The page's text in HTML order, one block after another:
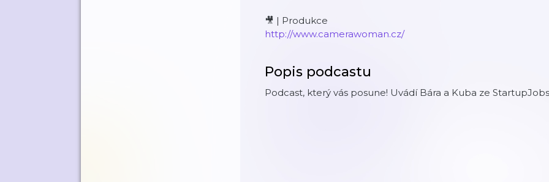
🎥 | Produkce
http://www.camerawoman.cz/
Popis podcastu
Podcast, který vás posune! Uvádí Bára a Kuba ze